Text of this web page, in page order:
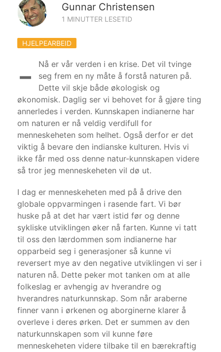
Gunnar Christensen
1 MINUTTER LESETID
HJELPEARBEID
-
Nå er vår verden i en krise. Det vil tvinge
seg frem en ny måte å forstå naturen på.
Dette vil skje både økologisk og
økonomisk. Daglig ser vi behovet for å gjøre ting
annerledes i verden. Kunnskapen indianerne har
om naturen er nå veldig verdifull for
menneskeheten som helhet. Også derfor er det
viktig å bevare den indianske kulturen. Hvis vi
ikke får med oss denne natur-kunnskapen videre
så tror jeg menneskeheten vil dø ut.
I dag er menneskeheten med på å drive den
globale oppvarmingen i rasende fart. Vi bør
huske på at det har vært istid før og denne
sykliske utviklingen øker nå farten. Kunne vi tatt
til oss den lærdommen som indianerne har
opparbeid seg i generasjoner så kunne vi
reversert mye av den negative utviklingen vi ser i
naturen nå. Dette peker mot tanken om at alle
folkeslag er avhengig av hverandre og
hverandres naturkunnskap. Som når araberne
finner vann i ørkenen og aborginerne klarer å
overleve i deres ørken. Det er summen av den
naturkunnskapen som vil kunne føre
menneskeheten videre tilbake til en bærekraftig